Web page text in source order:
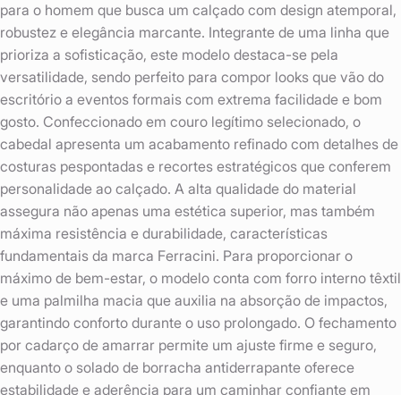
para o homem que busca um calçado com design atemporal,
robustez e elegância marcante. Integrante de uma linha que
prioriza a sofisticação, este modelo destaca-se pela
versatilidade, sendo perfeito para compor looks que vão do
escritório a eventos formais com extrema facilidade e bom
gosto. Confeccionado em couro legítimo selecionado, o
cabedal apresenta um acabamento refinado com detalhes de
costuras pespontadas e recortes estratégicos que conferem
personalidade ao calçado. A alta qualidade do material
assegura não apenas uma estética superior, mas também
máxima resistência e durabilidade, características
fundamentais da marca Ferracini. Para proporcionar o
máximo de bem-estar, o modelo conta com forro interno têxtil
e uma palmilha macia que auxilia na absorção de impactos,
garantindo conforto durante o uso prolongado. O fechamento
por cadarço de amarrar permite um ajuste firme e seguro,
enquanto o solado de borracha antiderrapante oferece
estabilidade e aderência para um caminhar confiante em